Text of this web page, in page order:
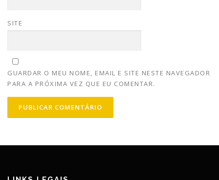
SITE
GUARDAR O MEU NOME, EMAIL E SITE NESTE NAVEGADOR
PARA A PRÓXIMA VEZ QUE EU COMENTAR.